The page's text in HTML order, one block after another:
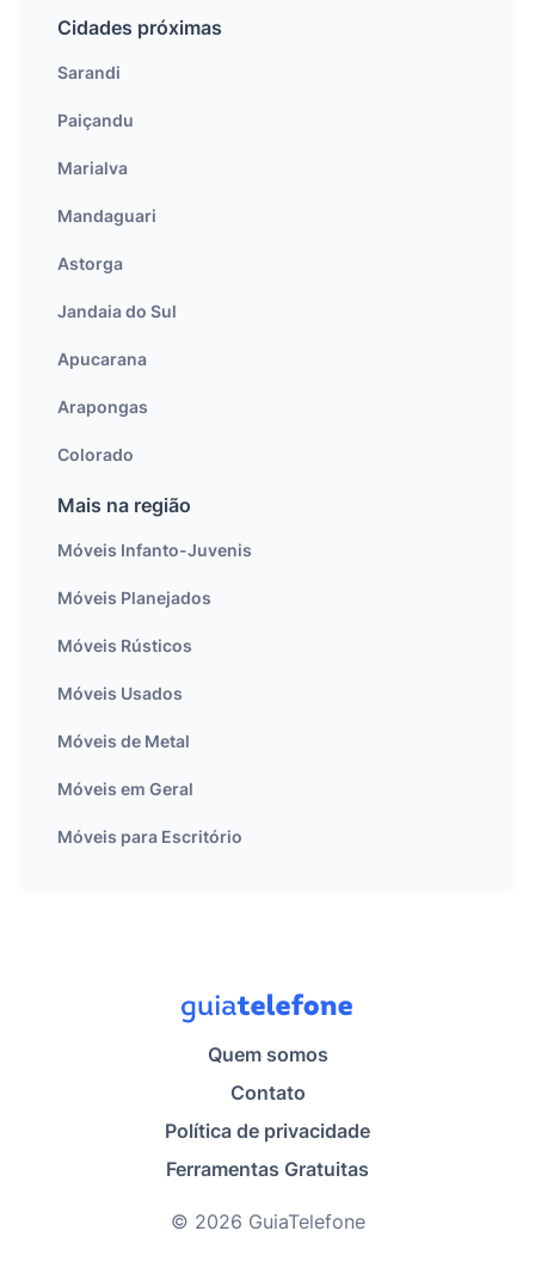
Cidades próximas
Sarandi
Paiçandu
Marialva
Mandaguari
Astorga
Jandaia do Sul
Apucarana
Arapongas
Colorado
Mais na região
Móveis Infanto-Juvenis
Móveis Planejados
Móveis Rústicos
Móveis Usados
Móveis de Metal
Móveis em Geral
Móveis para Escritório
Quem somos
Contato
Política de privacidade
Ferramentas Gratuitas
© 2026 GuiaTelefone